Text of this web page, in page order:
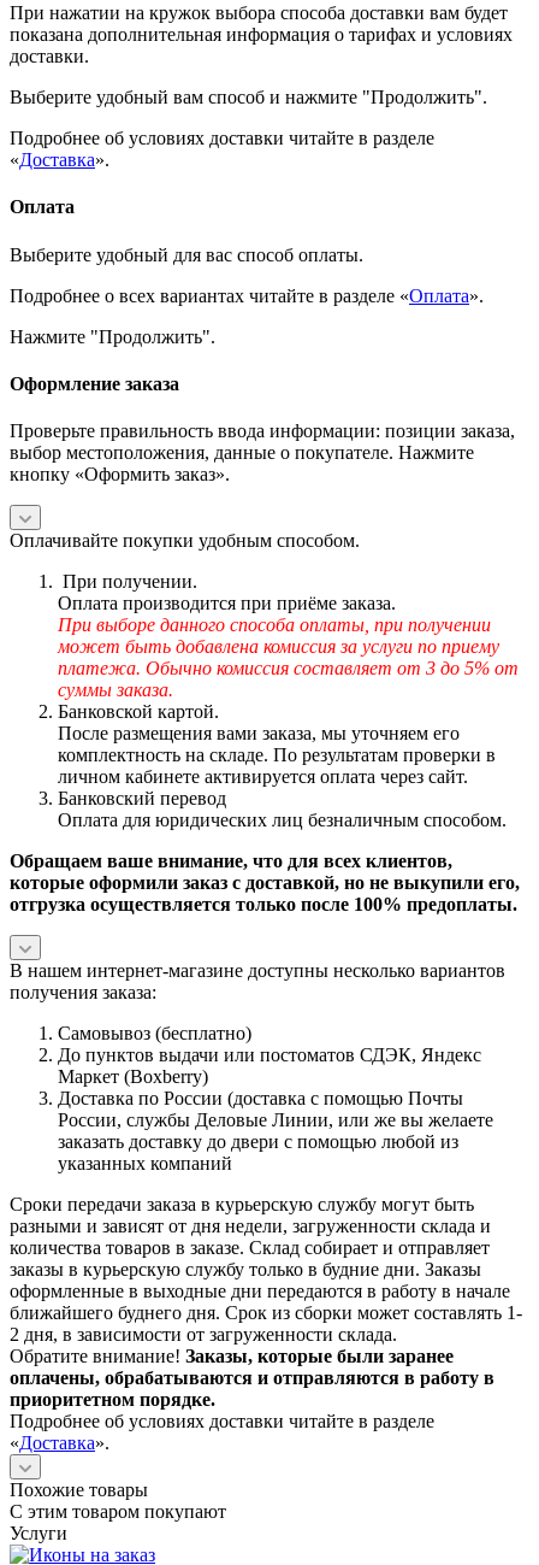
При нажатии на кружок выбора способа доставки вам будет
показана дополнительная информация о тарифах и условиях
доставки.
Выберите удобный вам способ и нажмите "Продолжить".
Подробнее об условиях доставки читайте в разделе
«Доставка».
Оплата
Выберите удобный для вас способ оплаты.
Подробнее о всех вариантах читайте в разделе «Оплата».
Нажмите "Продолжить".
Оформление заказа
Проверьте правильность ввода информации: позиции заказа,
выбор местоположения, данные о покупателе. Нажмите
кнопку «Оформить заказ».
Оплачивайте покупки удобным способом.
При получении.
Оплата производится при приёме заказа.
При выборе данного способа оплаты, при получении
может быть добавлена комиссия за услуги по приему
платежа. Обычно комиссия составляет от 3 до 5% от
суммы заказа.
Банковской картой.
После размещения вами заказа, мы уточняем его
комплектность на складе. По результатам проверки в
личном кабинете активируется оплата через сайт.
Банковский перевод
Оплата для юридических лиц безналичным способом.
Обращаем ваше внимание, что для всех клиентов,
которые оформили заказ с доставкой, но не выкупили его,
отгрузка осуществляется только после 100% предоплаты.
В нашем интернет-магазине доступны несколько вариантов
получения заказа:
Самовывоз (бесплатно)
До пунктов выдачи или постоматов СДЭК, Яндекс
Маркет (Boxberry)
Доставка по России (доставка с помощью Почты
России, службы Деловые Линии, или же вы желаете
заказать доставку до двери с помощью любой из
указанных компаний
Сроки передачи заказа в курьерскую службу могут быть
разными и зависят от дня недели, загруженности склада и
количества товаров в заказе. Склад собирает и отправляет
заказы в курьерскую службу только в будние дни. Заказы
оформленные в выходные дни передаются в работу в начале
ближайшего буднего дня. Срок из сборки может составлять 1-
2 дня, в зависимости от загруженности склада.
Обратите внимание! Заказы, которые были заранее
оплачены, обрабатываются и отправляются в работу в
приоритетном порядке.
Подробнее об условиях доставки читайте в разделе
«Доставка».
Похожие товары
С этим товаром покупают
Услуги